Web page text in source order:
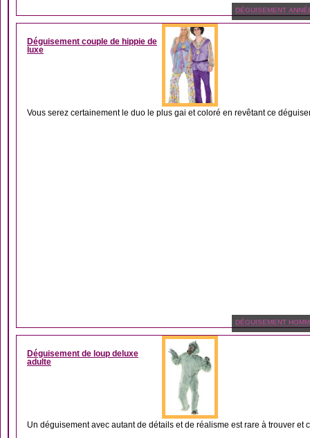
DÉGUISEMENT
Déguisement couple de hippie de
luxe
Vous serez certainement le duo le plus gai et coloré en revêtant ce
DÉGUISEMENT
Déguisement de loup deluxe
adulte
Un déguisement avec autant de détails et de réalisme est rare à trouver et